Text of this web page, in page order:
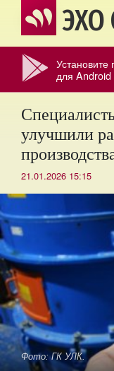
ЭХО
для Android
улучшили
21.01.2026 15:15
Фото: ГК УЛК.